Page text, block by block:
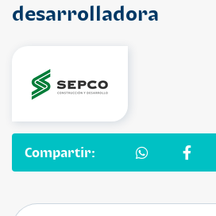
desarrolladora
Compartir: